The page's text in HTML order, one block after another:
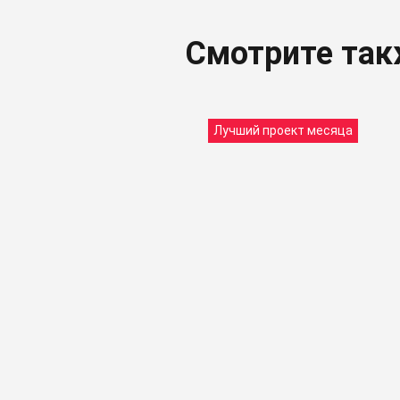
Смотрите
Лучший проект месяца